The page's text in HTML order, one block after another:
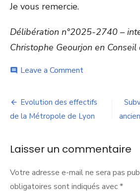
Je vous remercie.
Délibération n°2025-2740 –
Christophe Geourjon en
comment Leave a Commenton
de
gare
Navigation
de
Evolution des effectifs
de la Métropole de Lyon
Laisser un commentaire
Votre adresse e-mail ne sera pas
obligatoires sont indiqués avec*